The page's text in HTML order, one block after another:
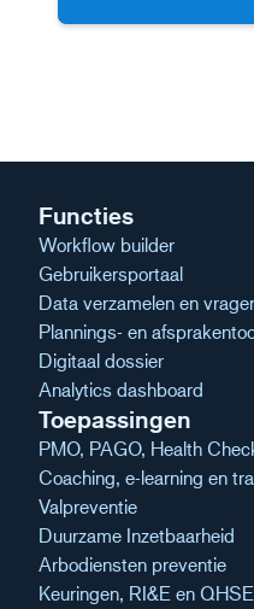
Functies
Workflow builder
Gebruikersportaal
Data verzamelen en
Plannings- en
Digitaal dossier
Analytics dashboard
Toepassingen
PMO, PAGO, Health
Coaching, e-learning en
Valpreventie
Duurzame Inzetbaarheid
Arbodiensten preventie
Keuringen, RI&E en QHSE